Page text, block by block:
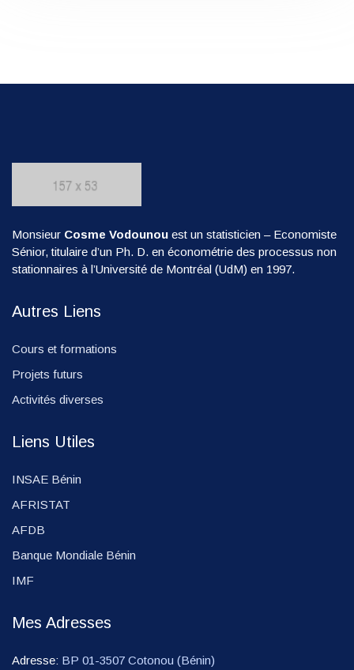
Monsieur Cosme Vodounou est un statisticien – Economiste
Sénior, titulaire d’un Ph. D. en économétrie des processus non
stationnaires à l’Université de Montréal (UdM) en 1997.
Autres Liens
Cours et formations
Projets futurs
Activités diverses
Liens Utiles
INSAE Bénin
AFRISTAT
AFDB
Banque Mondiale Bénin
IMF
Mes Adresses
Adresse: BP 01-3507 Cotonou (Bénin)